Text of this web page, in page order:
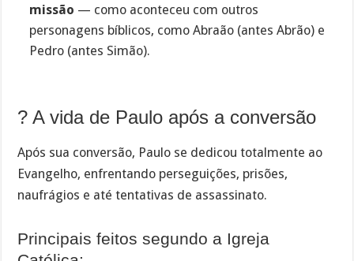
missão — como aconteceu com outros
personagens bíblicos, como Abraão (antes Abrão) e
Pedro (antes Simão).
?️ A vida de Paulo após a conversão
Após sua conversão, Paulo se dedicou totalmente ao
Evangelho, enfrentando perseguições, prisões,
naufrágios e até tentativas de assassinato.
Principais feitos segundo a Igreja